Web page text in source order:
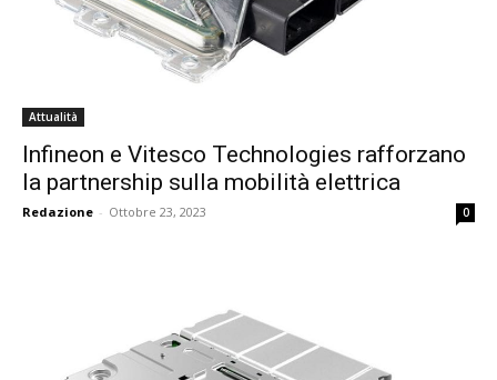
Attualità
Infineon e Vitesco Technologies rafforzano
la partnership sulla mobilità elettrica
Redazione - Ottobre 23, 2023 0